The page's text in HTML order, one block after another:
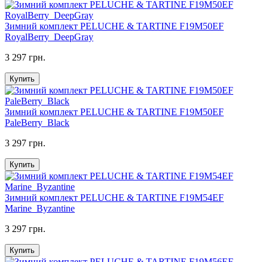
Зимний комплект PELUCHE & TARTINE F19M50EF
RoyalBerry_DeepGray
3 297 грн.
Купить
Зимний комплект PELUCHE & TARTINE F19M50EF
PaleBerry_Black
3 297 грн.
Купить
Зимний комплект PELUCHE & TARTINE F19M54EF
Marine_Byzantine
3 297 грн.
Купить